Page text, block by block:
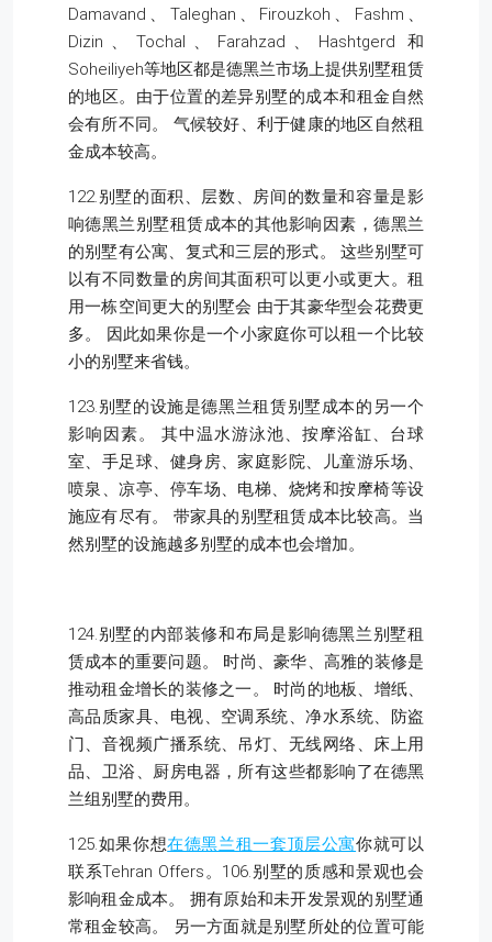
Damavand、Taleghan、Firouzkoh、Fashm、
Dizin、Tochal、Farahzad、Hashtgerd 和
Soheiliyeh等地区都是德黑兰市场上提供别墅租赁
的地区。由于位置的差异别墅的成本和租金自然
会有所不同。 气候较好、利于健康的地区自然租
金成本较高。
122.别墅的面积、层数、房间的数量和容量是影
响德黑兰别墅租赁成本的其他影响因素，德黑兰
的别墅有公寓、复式和三层的形式。 这些别墅可
以有不同数量的房间其面积可以更小或更大。租
用一栋空间更大的别墅会 由于其豪华型会花费更
多。 因此如果你是一个小家庭你可以租一个比较
小的别墅来省钱。
123.别墅的设施是德黑兰租赁别墅成本的另一个
影响因素。 其中温水游泳池、按摩浴缸、台球
室、手足球、健身房、家庭影院、儿童游乐场、
喷泉、凉亭、停车场、电梯、烧烤和按摩椅等设
施应有尽有。 带家具的别墅租赁成本比较高。当
然别墅的设施越多别墅的成本也会增加。
124.别墅的内部装修和布局是影响德黑兰别墅租
赁成本的重要问题。 时尚、豪华、高雅的装修是
推动租金增长的装修之一。 时尚的地板、增纸、
高品质家具、电视、空调系统、净水系统、防盗
门、音视频广播系统、吊灯、无线网络、床上用
品、卫浴、厨房电器，所有这些都影响了在德黑
兰组别墅的费用。
125.如果你想在德黑兰租一套顶层公寓你就可以
联系Tehran Offers。106.别墅的质感和景观也会
影响租金成本。 拥有原始和未开发景观的别墅通
常租金较高。 另一方面就是别墅所处的位置可能